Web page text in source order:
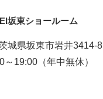
坂東ショールーム
城県坂東市岩井3414-8
～19:00（年中無休）